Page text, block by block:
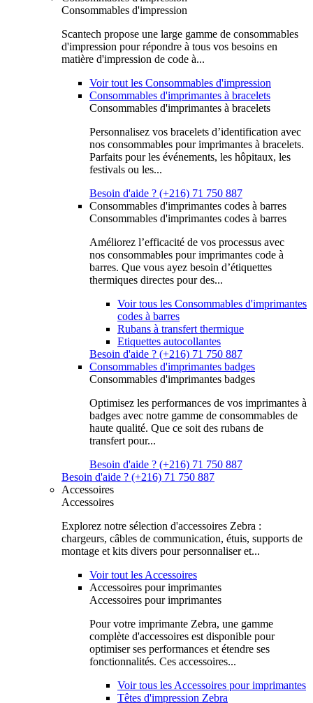
Consommables d'impression
Scantech propose une large gamme de consommables
d'impression pour répondre à tous vos besoins en
matière d'impression de code à...
Voir tout les Consommables d'impression
Consommables d'imprimantes à bracelets
Consommables d'imprimantes à bracelets
Personnalisez vos bracelets d’identification avec
nos consommables pour imprimantes à bracelets.
Parfaits pour les événements, les hôpitaux, les
festivals ou les...
Besoin d'aide ? (+216) 71 750 887
Consommables d'imprimantes codes à barres
Consommables d'imprimantes codes à barres
Améliorez l’efficacité de vos processus avec
nos consommables pour imprimantes code à
barres. Que vous ayez besoin d’étiquettes
thermiques directes pour des...
Voir tous les Consommables d'imprimantes
codes à barres
Rubans à transfert thermique
Etiquettes autocollantes
Besoin d'aide ? (+216) 71 750 887
Consommables d'imprimantes badges
Consommables d'imprimantes badges
Optimisez les performances de vos imprimantes à
badges avec notre gamme de consommables de
haute qualité. Que ce soit des rubans de
transfert pour...
Besoin d'aide ? (+216) 71 750 887
Besoin d'aide ? (+216) 71 750 887
Accessoires
Accessoires
Explorez notre sélection d'accessoires Zebra :
chargeurs, câbles de communication, étuis, supports de
montage et kits divers pour personnaliser et...
Voir tout les Accessoires
Accessoires pour imprimantes
Accessoires pour imprimantes
Pour votre imprimante Zebra, une gamme
complète d'accessoires est disponible pour
optimiser ses performances et étendre ses
fonctionnalités. Ces accessoires...
Voir tous les Accessoires pour imprimantes
Têtes d'impression Zebra